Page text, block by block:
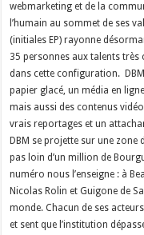
webmarketing et de la
l’humain au sommet de ses
(initiales EP) rayonne
35 personnes aux talents très
dans cette configuration.
papier glacé, un média en
mais aussi des contenus
vrais reportages et un
DBM se projette sur une
pas loin d’un million de
numéro nous l’enseigne : à
Nicolas Rolin et Guigone de
monde. Chacun de ses
et sent que l’institution